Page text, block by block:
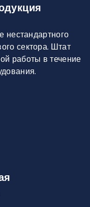
сектора. Штат
работы в течение